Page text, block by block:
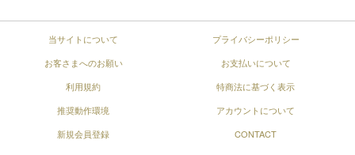
当サイトについて
プライバシーポリシー
お客さまへのお願い
お支払いについて
利用規約
特商法に基づく表示
推奨動作環境
アカウントについて
新規会員登録
CONTACT